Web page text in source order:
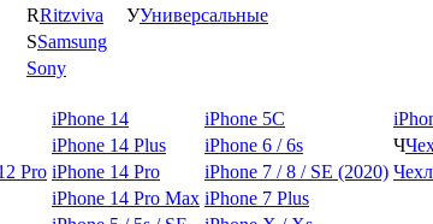
RRitzviva УУниверсальные
SSamsung
Sony
iPhone 14 iPhone 5C
iPhone 14 Plus iPhone 6 / 6s Ч
Pro iPhone 14 Pro iPhone 7 / 8 / SE (2020)
iPhone 14 Pro Max iPhone 7 Plus